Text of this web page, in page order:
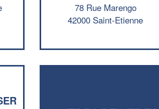
78 Rue Marengo
42000 Saint-Etienne